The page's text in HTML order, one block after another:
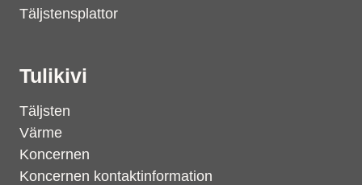
Täljstensplattor
Tulikivi
Täljsten
Värme
Koncernen
Koncernen kontaktinformation